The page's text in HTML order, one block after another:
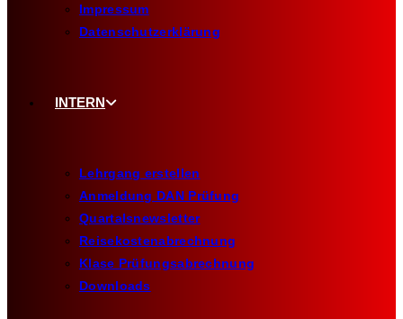
Impressum
Datenschutzerklärung
INTERN
Lehrgang erstellen
Anmeldung DAN Prüfung
Quartalsnewsletter
Reisekostenabrechnung
Klase Prüfungsabrechnung
Downloads